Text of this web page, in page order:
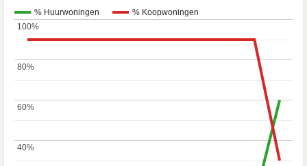
% Huurwoningen % Koopwoningen
40%
40%
60%
60%
80%
80%
100%
100%